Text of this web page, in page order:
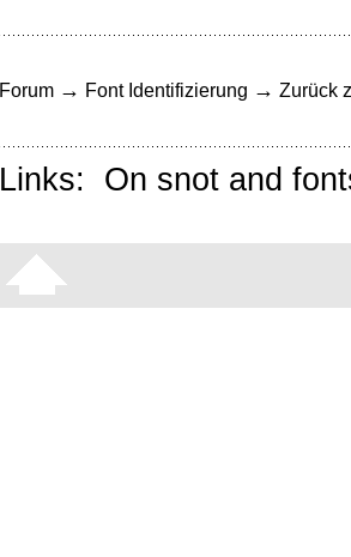
Forum → Font Identifizierung → Zurück
Links: On snot and